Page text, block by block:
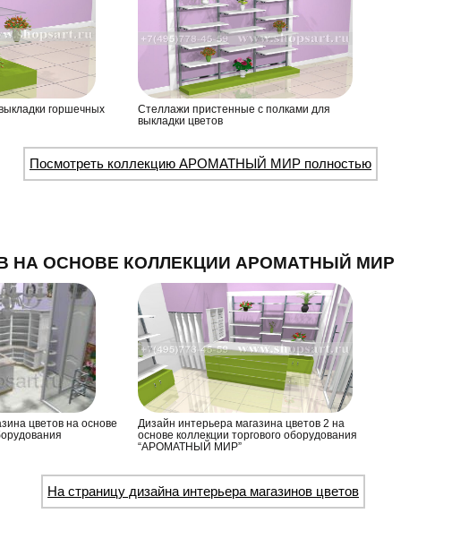
горшечных
Стеллажи пристенные с полками для
выкладки цветов
Посмотреть коллекцию АРОМАТНЫЙ МИР полностью
НА ОСНОВЕ КОЛЛЕКЦИИ АРОМАТНЫЙ МИР
цветов на основе
Дизайн интерьера магазина цветов 2 на
основе коллекции торгового оборудования
“АРОМАТНЫЙ МИР”
На страницу дизайна интерьера магазинов цветов